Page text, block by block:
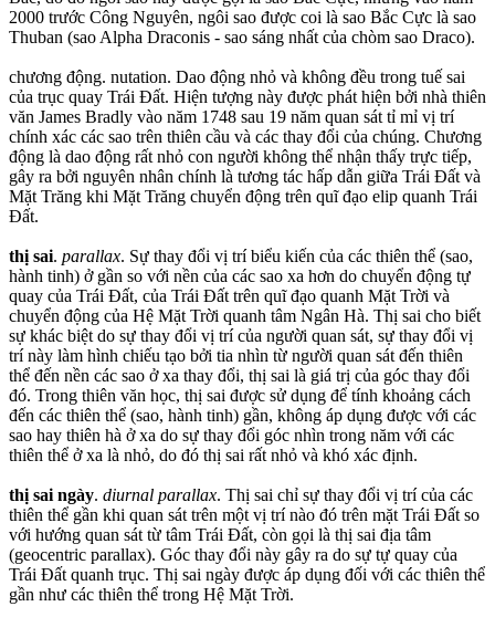
2000 trước Công Nguyên, ngôi sao được coi là sao Bắc Cực là sao
Thuban (sao Alpha Draconis - sao sáng nhất của chòm sao Draco).
chương động. nutation. Dao động nhỏ và không đều trong tuế sai
của trục quay Trái Đất. Hiện tượng này được phát hiện bởi nhà thiên
văn James Bradly vào năm 1748 sau 19 năm quan sát tỉ mỉ vị trí
chính xác các sao trên thiên cầu và các thay đổi của chúng. Chương
động là dao động rất nhỏ con người không thể nhận thấy trực tiếp,
gây ra bởi nguyên nhân chính là tương tác hấp dẫn giữa Trái Đất và
Mặt Trăng khi Mặt Trăng chuyển động trên quĩ đạo elip quanh Trái
Đất.
thị sai. parallax. Sự thay đổi vị trí biểu kiến của các thiên thể (sao,
hành tinh) ở gần so với nền của các sao xa hơn do chuyển động tự
quay của Trái Đất, của Trái Đất trên quĩ đạo quanh Mặt Trời và
chuyển động của Hệ Mặt Trời quanh tâm Ngân Hà. Thị sai cho biết
sự khác biệt do sự thay đổi vị trí của người quan sát, sự thay đổi vị
trí này làm hình chiếu tạo bởi tia nhìn từ người quan sát đến thiên
thể đến nền các sao ở xa thay đổi, thị sai là giá trị của góc thay đổi
đó. Trong thiên văn học, thị sai được sử dụng để tính khoảng cách
đến các thiên thể (sao, hành tinh) gần, không áp dụng được với các
sao hay thiên hà ở xa do sự thay đổi góc nhìn trong năm với các
thiên thể ở xa là nhỏ, do đó thị sai rất nhỏ và khó xác định.
thị sai ngày. diurnal parallax. Thị sai chỉ sự thay đổi vị trí của các
thiên thể gần khi quan sát trên một vị trí nào đó trên mặt Trái Đất so
với hướng quan sát từ tâm Trái Đất, còn gọi là thị sai địa tâm
(geocentric parallax). Góc thay đổi này gây ra do sự tự quay của
Trái Đất quanh trục. Thị sai ngày được áp dụng đối với các thiên thể
gần như các thiên thể trong Hệ Mặt Trời.